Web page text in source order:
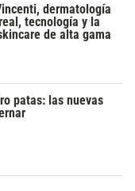
dermatología
tecnología y la
de alta gama
patas: las nuevas